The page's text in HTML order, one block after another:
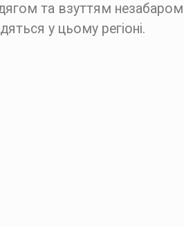
та взуттям незабаром
у цьому регіоні.